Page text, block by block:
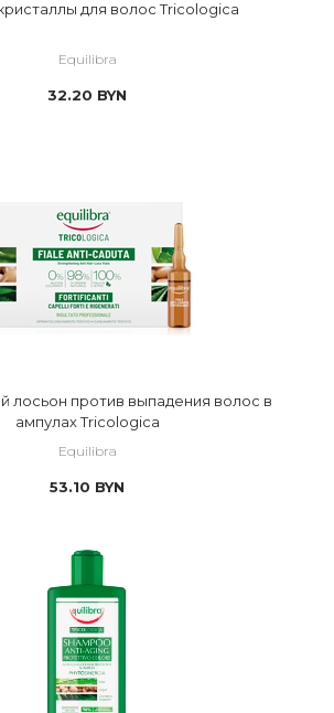
для волос Tricologica
Equilibra
32.20 BYN
лосьон против выпадения волос в
ампулах Tricologica
Equilibra
53.10 BYN